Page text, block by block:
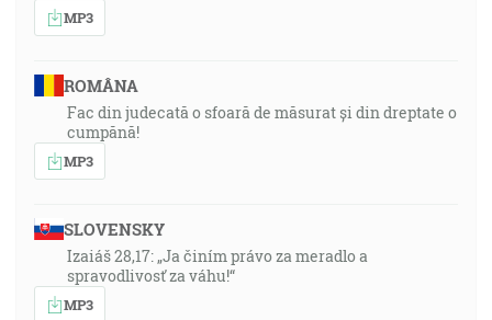
MP3
ROMÂNA
Fac din judecată o sfoară de măsurat și din dreptate o
cumpănă!
MP3
SLOVENSKY
Izaiáš 28,17: „Ja činím právo za meradlo a
spravodlivosť za váhu!“
MP3